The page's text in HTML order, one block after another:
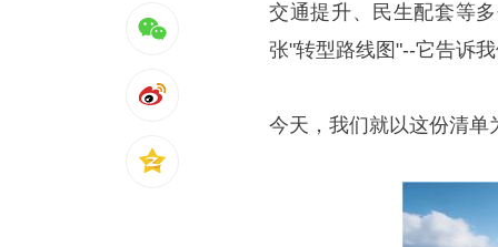
交通提升、民生配套等
张"转型路线图"--它告诉
今天，我们就以这份清单